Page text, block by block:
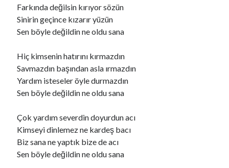
BAĞIŞLA ADINIiçinold_betty6573
BAĞIŞLA ADINIiçinfoodie22
BAĞIŞLA ADINIiçinZoe72
Ara
Farkında değilsin kırıyor sözün
Sinirin geçince kızarır yüzün
Sen böyle değildin ne oldu sana
Hiç kimsenin hatırını kırmazdın
Savmazdın başından asla ırmazdın
Yardım isteseler öyle durmazdın
Sen böyle değildin ne oldu sana
Çok yardım severdin doyurdun acı
Kimseyi dinlemez ne kardeş bacı
Biz sana ne yaptık bize de acı
Sen böyle değildin ne oldu sana